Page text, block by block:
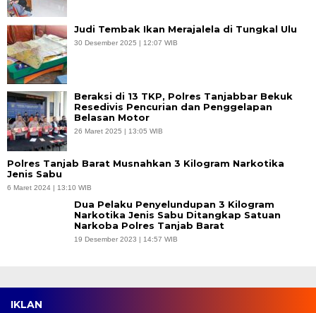
Judi Tembak Ikan Merajalela di Tungkal Ulu
30 Desember 2025 | 12:07 WIB
Beraksi di 13 TKP, Polres Tanjabbar Bekuk
Resedivis Pencurian dan Penggelapan
Belasan Motor
26 Maret 2025 | 13:05 WIB
Polres Tanjab Barat Musnahkan 3 Kilogram Narkotika
Jenis Sabu
6 Maret 2024 | 13:10 WIB
Dua Pelaku Penyelundupan 3 Kilogram
Narkotika Jenis Sabu Ditangkap Satuan
Narkoba Polres Tanjab Barat
19 Desember 2023 | 14:57 WIB
IKLAN